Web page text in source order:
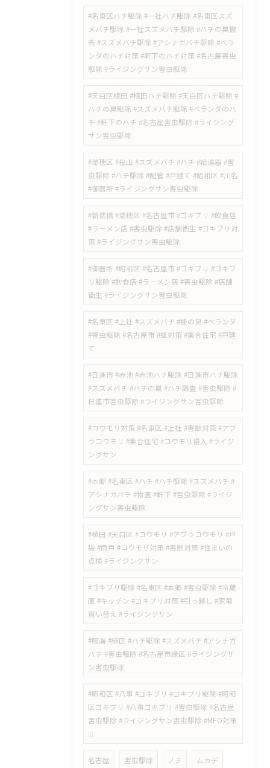
#名東区ハチ駆除 #一社ハチ駆除 #名東区スズ
メバチ駆除 #一社スズメバチ駆除 #ハチの巣撤
去 #スズメバチ駆除 #アシナガバチ駆除 #ベラ
ンダのハチ対策 #軒下のハチ対策 #名古屋害虫
駆除 #ライジングサン害虫駆除
#天白区植田 #植田ハチ駆除 #天白区ハチ駆除 #
ハチの巣駆除 #スズメバチ駆除 #ベランダのハ
チ #軒下のハチ #名古屋害虫駆除 #ライジング
サン害虫駆除
#瑞穂区 #桜山 #スズメバチ #ハチ #給湯器 #害
虫駆除 #ハチ駆除 #配管 #戸建て #昭和区 #川名
#御器所 #ライジングサン害虫駆除
#新瑞橋 #瑞穂区 #名古屋市 #ゴキブリ #飲食店
#ラーメン店 #害虫駆除 #店舗衛生 #ゴキブリ対
策 #ライジングサン害虫駆除
#御器所 #昭和区 #名古屋市 #ゴキブリ #ゴキブ
リ駆除 #飲食店 #ラーメン店 #害虫駆除 #店舗
衛生 #ライジングサン害虫駆除
#名東区 #上社 #スズメバチ #蜂の巣 #ベランダ
#害虫駆除 #名古屋市 #蜂対策 #集合住宅 #戸建
て
#日進市 #赤池 #赤池ハチ駆除 #日進市ハチ駆除
#スズメバチ #ハチの巣 #ハチ調査 #害虫駆除 #
日進市害虫駆除 #ライジングサン害虫駆除
#コウモリ対策 #名東区 #上社 #害獣対策 #アブ
ラコウモリ #集合住宅 #コウモリ侵入 #ライジ
ングサン
#本郷 #名東区 #ハチ #ハチ駆除 #スズメバチ #
アシナガバチ #物置 #軒下 #害虫駆除 #ライジ
ングサン害虫駆除
#植田 #天白区 #コウモリ #アブラコウモリ #戸
袋 #雨戸 #コウモリ対策 #害獣対策 #住まいの
点検 #ライジングサン
#ゴキブリ駆除 #名東区 #本郷 #害虫駆除 #冷蔵
庫 #キッチン #ゴキブリ対策 #引っ越し #家電
買い替え #ライジングサン
#鳴海 #緑区 #ハチ駆除 #スズメバチ #アシナガ
バチ #害虫駆除 #名古屋市緑区 #ライジングサ
ン害虫駆除
#昭和区 #八事 #ゴキブリ #ゴキブリ駆除 #昭和
区ゴキブリ #八事ゴキブリ #害虫駆除 #名古屋
害虫駆除 #ライジングサン害虫駆除 #MEO対策
:::
名古屋 害虫駆除 ノミ ムカデ